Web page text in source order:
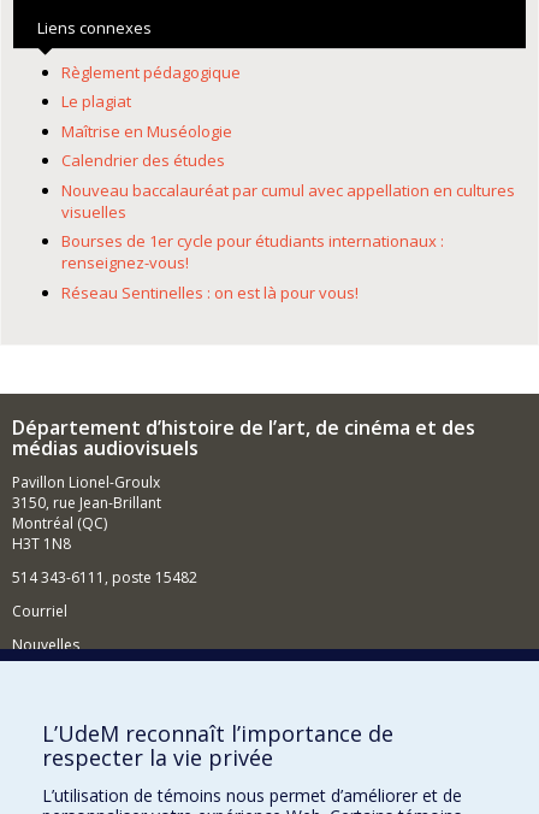
Liens connexes
Règlement pédagogique
Le plagiat
Maîtrise en Muséologie
Calendrier des études
Nouveau baccalauréat par cumul avec appellation en cultures
visuelles
Bourses de 1er cycle pour étudiants internationaux :
renseignez-vous!
Réseau Sentinelles : on est là pour vous!
Département d’histoire de l’art, de cinéma et des
médias audiovisuels
Pavillon Lionel-Groulx
3150, rue Jean-Brillant
Montréal (QC)
H3T 1N8
514 343-6111, poste 15482
Courriel
Nouvelles
Comment soutenir le Département?
BESOIN D'AIDE?
Plan du site
L’UdeM reconnaît l’importance de
respecter la vie privée
L’utilisation de témoins nous permet d’améliorer et de